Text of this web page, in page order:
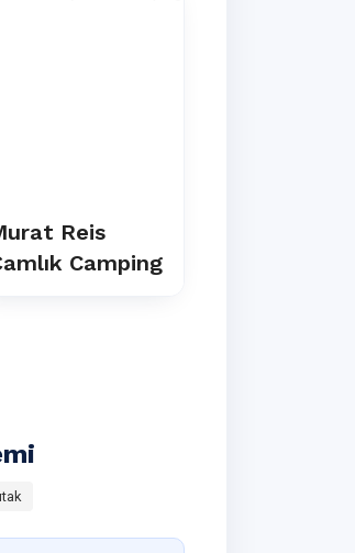
Reis
Camping